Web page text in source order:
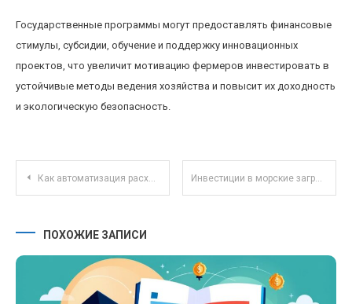
Государственные программы могут предоставлять финансовые
стимулы, субсидии, обучение и поддержку инновационных
проектов, что увеличит мотивацию фермеров инвестировать в
устойчивые методы ведения хозяйства и повысит их доходность
и экологическую безопасность.
Навигация по записям
Как автоматизация расходов помогает достигнуть финансовых целей без эмоциональных решений Инвестиции в морские загрязнители: перспективы и риски экологического альтерантива
ПОХОЖИЕ ЗАПИСИ